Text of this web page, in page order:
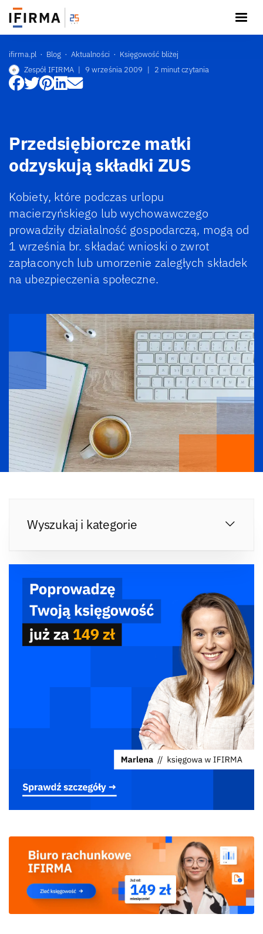
ifirma.pl Blog Aktualności
Księgowość bliżej
Zespół IFIRMA | 9 września 2009 | 2 minut czytania
Przedsiębiorcze matki
odzyskują składki ZUS
Kobiety, które podczas urlopu
macierzyńskiego lub wychowawczego
prowadziły działalność gospodarczą, mogą od
1 września br. składać wnioski o zwrot
zapłaconych lub umorzenie zaległych składek
na ubezpieczenia społeczne.
Wyszukaj i kategorie